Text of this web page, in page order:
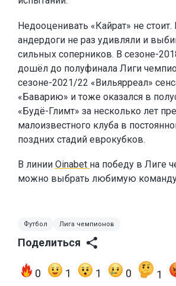
Недооценивать «Кайрат» не
андердоги не раз удивляли и
сильных соперников. В сезоне-
дошёл до полуфинала Лиги
сезоне-2021/22 «Вильярреал»
«Баварию» и тоже оказался в
«Будё-Глимт» за несколько лет
малоизвестного клуба в
поздних стадий еврокубков.
В линии Oinabet на победу в Лиге
можно выбрать любимую
Футбол Лига чемпионов
Поделиться
0 1 1 0 1